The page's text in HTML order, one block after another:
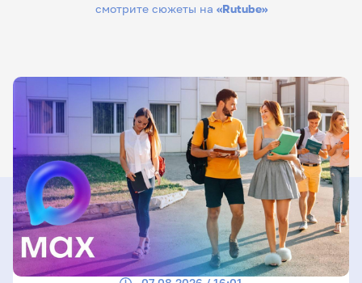
смотрите сюжеты на «Rutube»